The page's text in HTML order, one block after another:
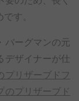
す。
バーグマンの元
ザイナーが仕
プリザーブドフ
のプリザーブド